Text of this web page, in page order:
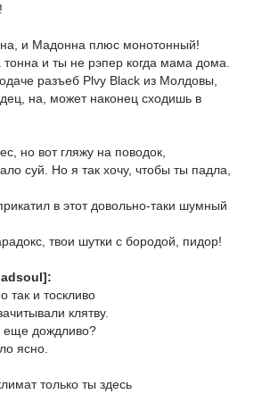
и Мадонна плюс монотонный!
и ты не рэпер когда мама дома.
разъеб Plvy Black из Молдовы,
на, может наконец сходишь в
но вот гляжу на поводок,
суй. Но я так хочу, чтобы ты падла,
в этот довольно-таки шумный
твои шутки с бородой, пидор!
так и тоскливо
клятву.
еще дождливо?
ясно.
только ты здесь